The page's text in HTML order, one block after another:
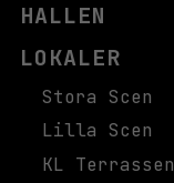
HALLEN
LOKALER
Stora Scen
Lilla Scen
KL Terrassen